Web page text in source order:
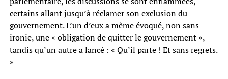
certains allant jusqu’à réclamer son exclusion du
gouvernement. L’un d’eux a même évoqué, non sans
ironie, une « obligation de quitter le gouvernement »,
tandis qu’un autre a lancé : « Qu’il parte ! Et sans regrets.
»